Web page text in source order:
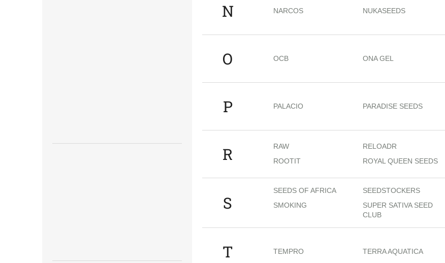
N NARCOS NUKASEEDS
O OCB ONA GEL
P PALACIO PARADISE SEEDS
R RAW RELOADR
ROOTIT
ROYAL QUEEN SEEDS
S
SEEDS OF AFRICA SEEDSTOCKERS
SMOKING
SUPER SATIVA SEED
CLUB
T TEMPRO TERRA AQUATICA